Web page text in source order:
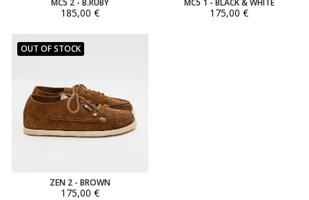
185,00 € 175,00 €
OUT OF STOCK
ZEN 2 - BROWN
175,00 €